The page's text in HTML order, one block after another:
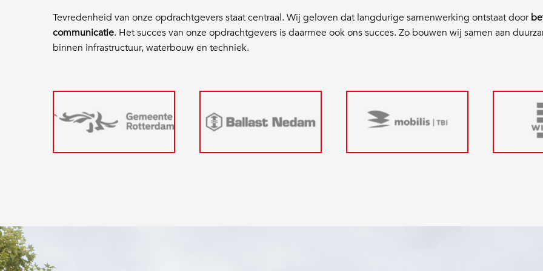
Tevredenheid van onze opdrachtgevers staat centraal. Wij geloven dat langdurige samenwerking ontstaat door
communicatie. Het succes van onze opdrachtgevers is daarmee ook ons succes. Zo bouwen wij samen aan
binnen infrastructuur, waterbouw en techniek.